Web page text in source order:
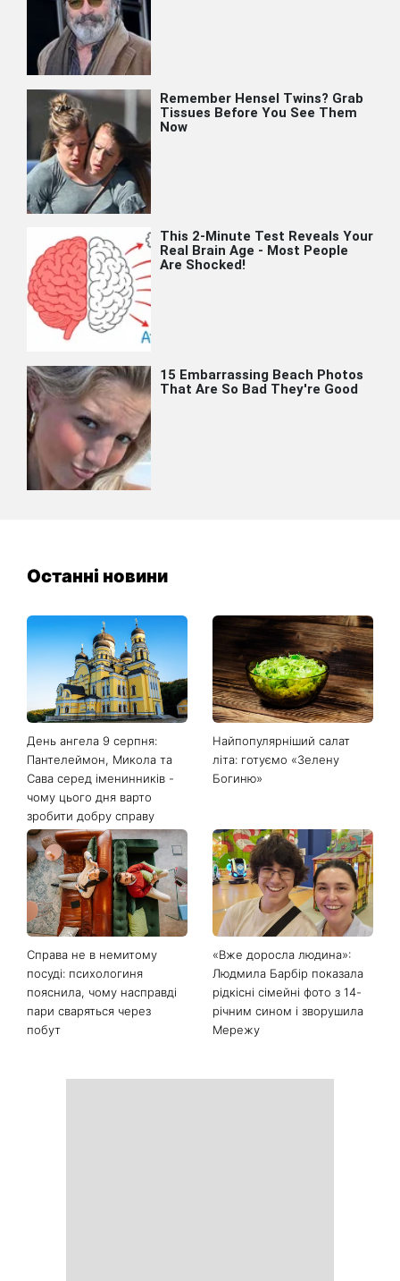
Останні новини
День ангела 9 серпня:
Пантелеймон, Микола та
Сава серед іменинників -
чому цього дня варто
зробити добру справу
Найпопулярніший салат
літа: готуємо «Зелену
Богиню»
Справа не в немитому
посуді: психологиня
пояснила, чому насправді
пари сваряться через
побут
«Вже доросла людина»:
Людмила Барбір показала
рідкісні сімейні фото з 14-
річним сином і зворушила
Мережу